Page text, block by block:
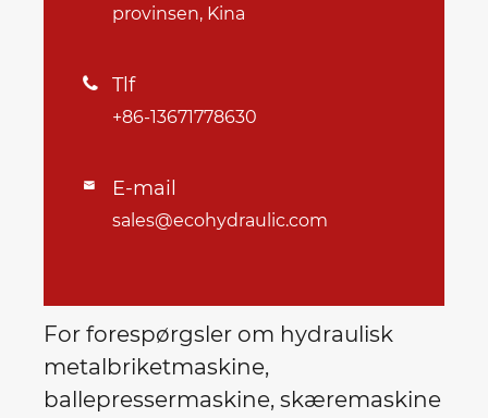
provinsen, Kina
 Tlf
+86-13671778630
 E-mail
sales@ecohydraulic.com
For forespørgsler om hydraulisk
metalbriketmaskine,
ballepressermaskine, skæremaskine